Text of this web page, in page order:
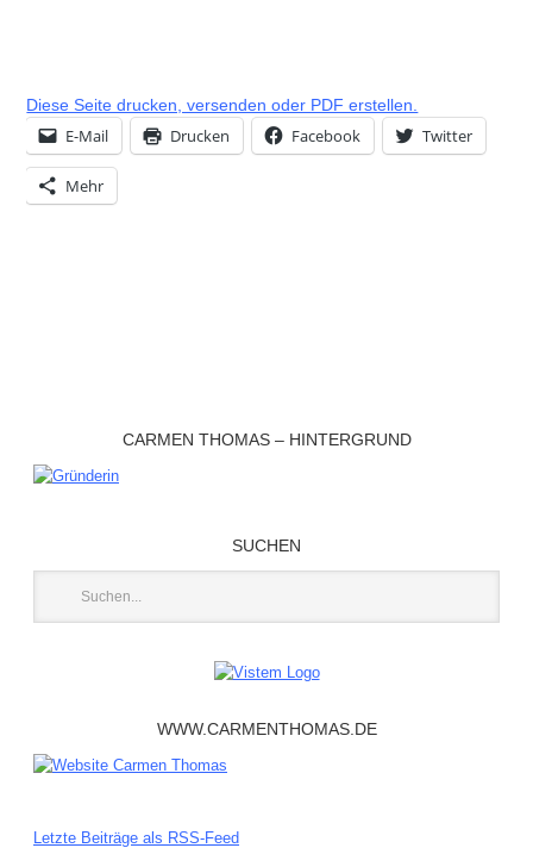
Diese Seite drucken, versenden oder PDF erstellen.
E-Mail Drucken Facebook Twitter
Mehr
CARMEN THOMAS – HINTERGRUND
SUCHEN
WWW.CARMENTHOMAS.DE
Letzte Beiträge als RSS-Feed